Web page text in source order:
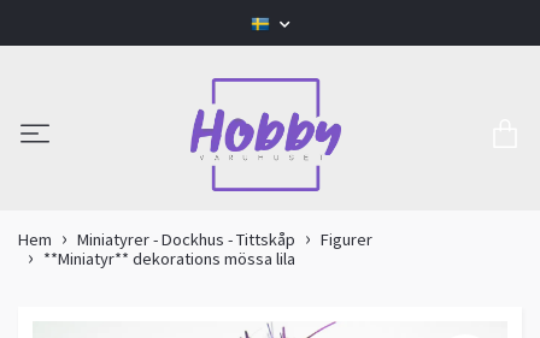
Hem Miniatyrer - Dockhus - Tittskåp
Figurer
**Miniatyr** dekorations mössa lila